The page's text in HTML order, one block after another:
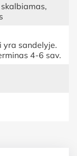
yra sandelyje.
4-6 sav.